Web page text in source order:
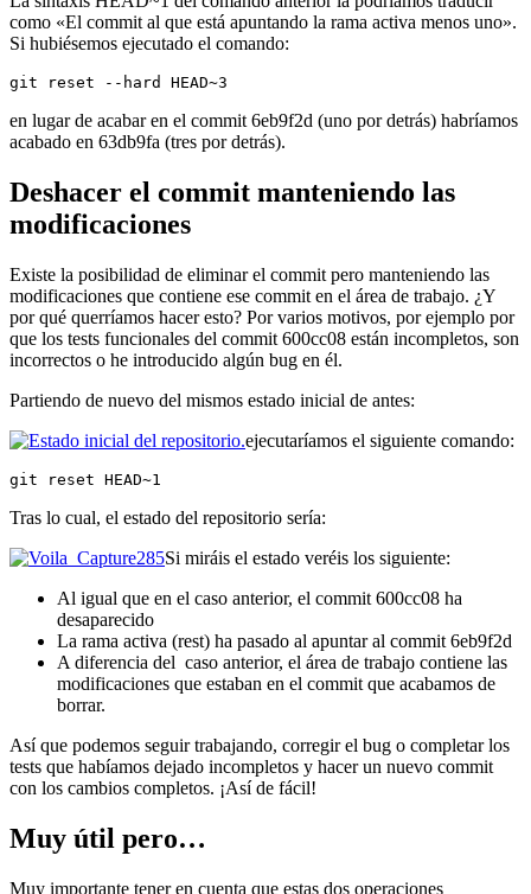
como «El commit al que está apuntando la rama activa menos uno».
Si hubiésemos ejecutado el comando:
git reset --hard HEAD~3
en lugar de acabar en el commit 6eb9f2d (uno por detrás) habríamos
acabado en 63db9fa (tres por detrás).
Deshacer el commit manteniendo las
modificaciones
Existe la posibilidad de eliminar el commit pero manteniendo las
modificaciones que contiene ese commit en el área de trabajo. ¿Y
por qué querríamos hacer esto? Por varios motivos, por ejemplo por
que los tests funcionales del commit 600cc08 están incompletos, son
incorrectos o he introducido algún bug en él.
Partiendo de nuevo del mismos estado inicial de antes:
ejecutaríamos el siguiente comando:
git reset HEAD~1
Tras lo cual, el estado del repositorio sería:
Si miráis el estado veréis los siguiente:
Al igual que en el caso anterior, el commit 600cc08 ha
desaparecido
La rama activa (rest) ha pasado al apuntar al commit 6eb9f2d
A diferencia del caso anterior, el área de trabajo contiene las
modificaciones que estaban en el commit que acabamos de
borrar.
Así que podemos seguir trabajando, corregir el bug o completar los
tests que habíamos dejado incompletos y hacer un nuevo commit
con los cambios completos. ¡Así de fácil!
Muy útil pero…
Muy importante tener en cuenta que estas dos operaciones